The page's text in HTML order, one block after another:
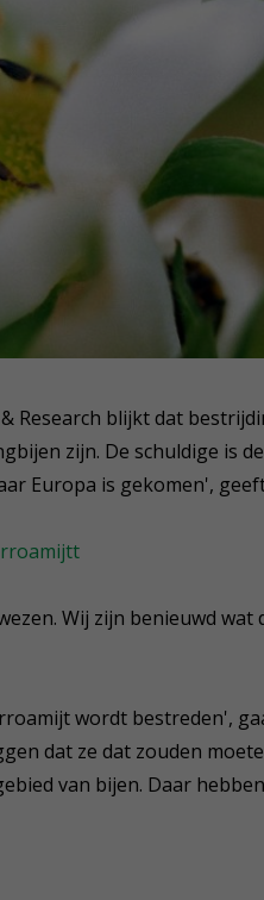
Research blijkt dat
zijn. De schuldige is
Europa is gekomen',
Wij zijn benieuwd wat
wordt bestreden',
dat ze dat zouden
van bijen. Daar